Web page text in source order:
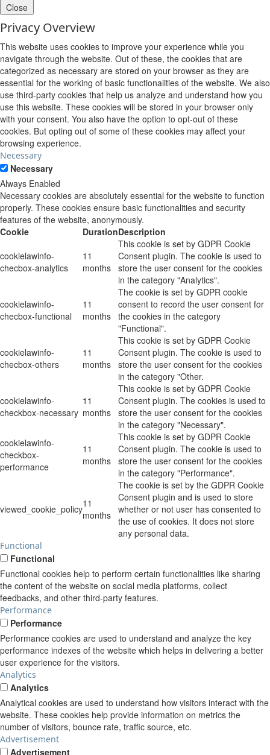
Close
Privacy Overview
This website uses cookies to improve your experience while you
navigate through the website. Out of these, the cookies that are
categorized as necessary are stored on your browser as they are
essential for the working of basic functionalities of the website. We also
use third-party cookies that help us analyze and understand how you
use this website. These cookies will be stored in your browser only
with your consent. You also have the option to opt-out of these
cookies. But opting out of some of these cookies may affect your
browsing experience.
Necessary
Necessary
Always Enabled
Necessary cookies are absolutely essential for the website to function
properly. These cookies ensure basic functionalities and security
features of the website, anonymously.
Cookie
DurationDescription
cookielawinfo-
checbox-analytics
11
months
This cookie is set by GDPR Cookie
Consent plugin. The cookie is used to
store the user consent for the cookies
in the category "Analytics".
cookielawinfo-
checbox-functional
11
months
The cookie is set by GDPR cookie
consent to record the user consent for
the cookies in the category
"Functional".
cookielawinfo-
checbox-others
11
months
This cookie is set by GDPR Cookie
Consent plugin. The cookie is used to
store the user consent for the cookies
in the category "Other.
cookielawinfo-
checkbox-necessary
11
months
This cookie is set by GDPR Cookie
Consent plugin. The cookies is used to
store the user consent for the cookies
in the category "Necessary".
cookielawinfo-
checkbox-
performance
11
months
This cookie is set by GDPR Cookie
Consent plugin. The cookie is used to
store the user consent for the cookies
in the category "Performance".
viewed_cookie_policy11
months
The cookie is set by the GDPR Cookie
Consent plugin and is used to store
whether or not user has consented to
the use of cookies. It does not store
any personal data.
Functional
Functional
Functional cookies help to perform certain functionalities like sharing
the content of the website on social media platforms, collect
feedbacks, and other third-party features.
Performance
Performance
Performance cookies are used to understand and analyze the key
performance indexes of the website which helps in delivering a better
user experience for the visitors.
Analytics
Analytics
Analytical cookies are used to understand how visitors interact with the
website. These cookies help provide information on metrics the
number of visitors, bounce rate, traffic source, etc.
Advertisement
Advertisement